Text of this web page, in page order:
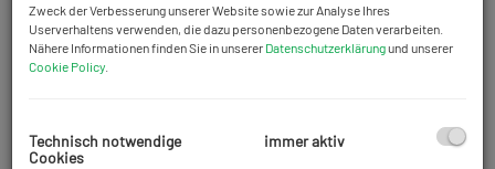
Zweck der Verbesserung unserer Website sowie zur Analyse Ihres
Userverhaltens verwenden, die dazu personenbezogene Daten verarbeiten.
Nähere Informationen finden Sie in unserer Datenschutzerklärungund unserer
Cookie Policy
Technisch notwendige
Cookies
immer aktiv